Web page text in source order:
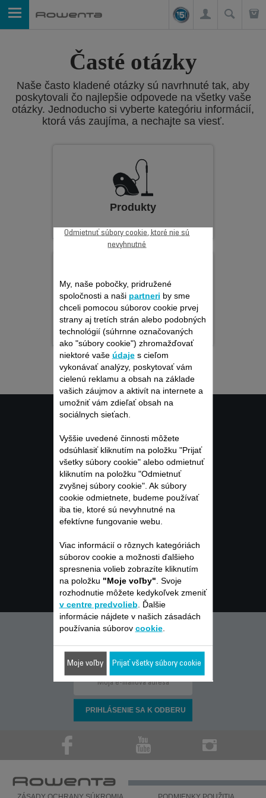
Časté otázky
Naše často kladené otázky sú navrhnuté tak, aby
poskytovali čo najlepšie odpovede na všetky vaše
otázky. Jednoducho si vyberte kategóriu informácií,
ktorá vás zaujíma, a nechajte sa viesť.
Produkty
Jednorazová pevná cena
opravy
SLUŽBY
pre spotrebiteľa
ZÁRUKA
OPRAVA
ČASTÉ OTÁZKY
KONTAKTUJTE NÁS
V SPOJENÍ
My, naše pobočky, pridružené
spoločnosti a naši partneri by sme
chceli pomocou súborov cookie prvej
strany aj tretích strán alebo podobných
technológií (súhrnne označovaných
ako "súbory cookie") zhromažďovať
niektoré vaše údajes cieľom
vykonávať analýzy, poskytovať vám
cielenú reklamu a obsah na základe
vašich záujmov a aktivít na internete a
umožniť vám zdieľať obsah na
sociálnych sieťach.
Vyššie uvedené činnosti môžete
odsúhlasiť kliknutím na položku "Prijať
všetky súbory cookie" alebo odmietnuť
kliknutím na položku "Odmietnuť
zvyšnej súbory cookie". Ak súbory
cookie odmietnete, budeme používať
iba tie, ktoré sú nevyhnutné na
efektívne fungovanie webu.
Viac informácií o rôznych kategóriách
súborov cookie a možnosti ďalšieho
spresnenia volieb zobrazíte kliknutím
na položku "Moje voľby" . Svoje
rozhodnutie môžete kedykoľvek zmeniť
v centre predvolieb . Ďalšie
informácie nájdete v našich zásadách
používania súborov cookie.
Odmietnuť súbory cookie, ktoré nie sú
nevyhnutné
Moje voľby Prijať všetky súbory cookie